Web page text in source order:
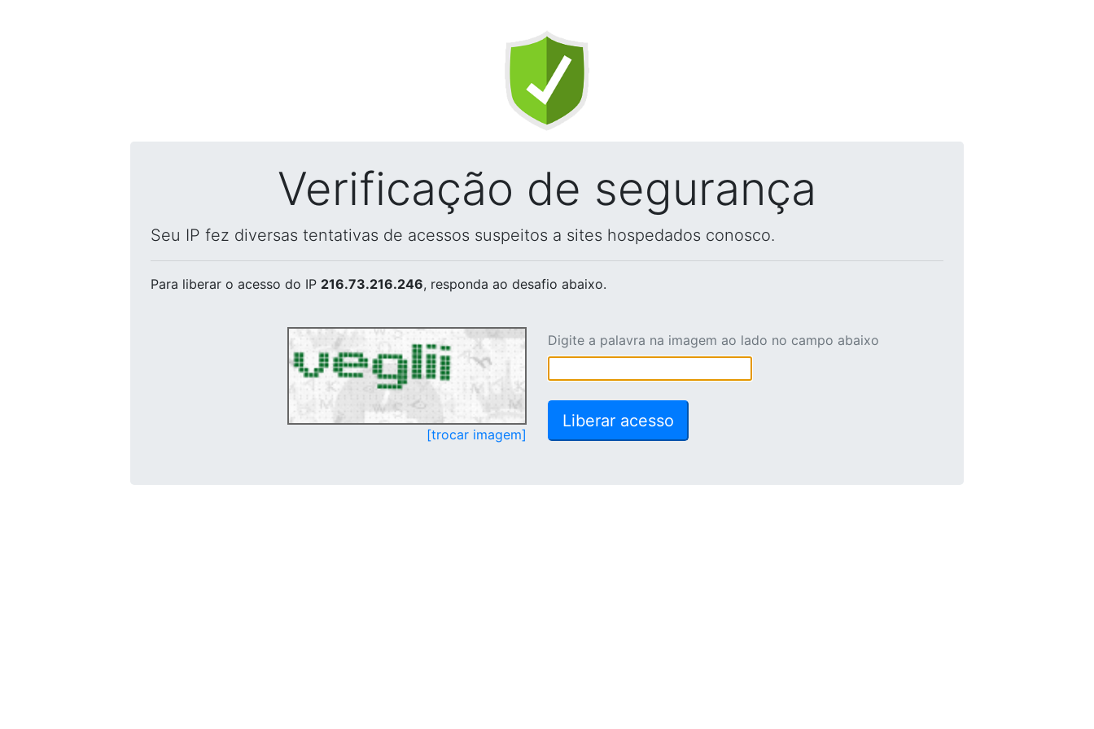
Verificação de segurança
Seu IP fez diversas tentativas de acessos suspeitos a sites hospedados conosco.
Para liberar o acesso do IP 216.73.216.246, responda ao desafio abaixo.
[trocar imagem]
Digite a palavra na imagem ao lado no campo abaixo